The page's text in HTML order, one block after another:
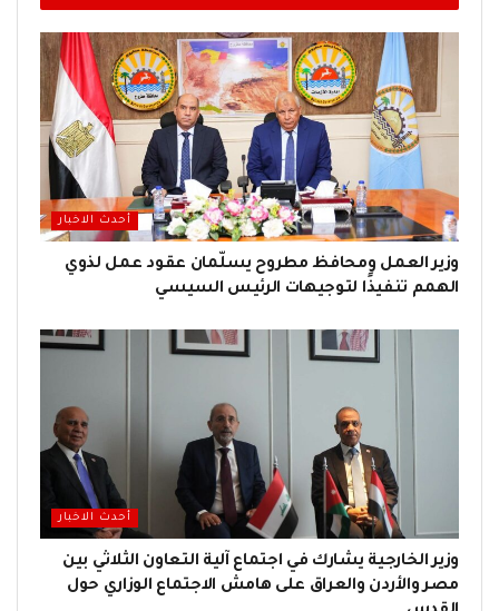
أحدث الاخبار
وزير العمل ومحافظ مطروح يسلّمان عقود عمل لذوي
الهمم تنفيذًا لتوجيهات الرئيس السيسي
أحدث الاخبار
وزير الخارجية يشارك في اجتماع آلية التعاون الثلاثي بين
مصر والأردن والعراق على هامش الاجتماع الوزاري حول